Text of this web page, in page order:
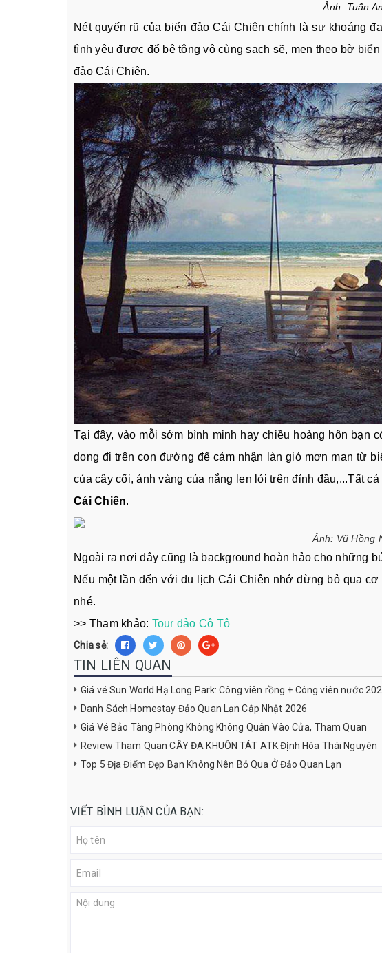
Ảnh: Tuấn
Nét quyến rũ của biển đảo Cái Chiên chính là sự khoáng
tình yêu được đổ bê tông vô cùng sạch sẽ, men theo bờ
đảo Cái Chiên.
Tại đây, vào mỗi sớm bình minh hay chiều hoàng hôn bạn
dong đi trên con đường để cảm nhận làn gió mơn man từ
của cây cối, ánh vàng của nắng len lỏi trên đỉnh đầu,...Tất
Cái Chiên.
Ảnh: Vũ Hồng
Ngoài ra nơi đây cũng là background hoàn hảo cho những
Nếu một lần đến với du lịch Cái Chiên nhớ đừng bỏ qua
nhé.
>> Tham khảo: Tour đảo Cô Tô
Chia sẻ:
TIN LIÊN QUAN
Giá vé Sun World Hạ Long Park: Công viên rồng + Công viên nước
Danh Sách Homestay Đảo Quan Lạn Cập Nhật 2026
Giá Vé Bảo Tàng Phòng Không Không Quân Vào Cửa, Tham Quan
Review Tham Quan CÂY ĐA KHUÔN TÁT ATK Định Hóa Thái Nguyên
Top 5 Địa Điểm Đẹp Bạn Không Nên Bỏ Qua Ở Đảo Quan Lạn
VIẾT BÌNH LUẬN CỦA BẠN: